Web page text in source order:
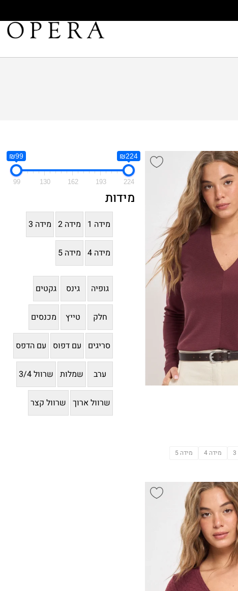
₪99 ₪224
99 130 162 193 224
מידות
מידה 1 מידה 2 מידה 3
מידה 4 מידה 5
גופיה גינס גקטים
חלק טייץ מכנסים
סריגים עם דפוס עם הדפס
ערב שמלות שרוול 3/4
שרוול ארוך שרוול קצר
מידה 4 מידה 5